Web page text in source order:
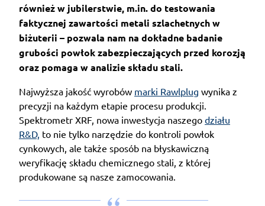
również w jubilerstwie, m.in. do testowania
faktycznej zawartości metali szlachetnych w
biżuterii – pozwala nam na dokładne badanie
grubości powłok zabezpieczających przed korozją
oraz pomaga w analizie składu stali.
Najwyższa jakość wyrobów marki Rawlplug wynika z
precyzji na każdym etapie procesu produkcji.
Spektrometr XRF, nowa inwestycja naszego działu
R&D, to nie tylko narzędzie do kontroli powłok
cynkowych, ale także sposób na błyskawiczną
weryfikację składu chemicznego stali, z której
produkowane są nasze zamocowania.